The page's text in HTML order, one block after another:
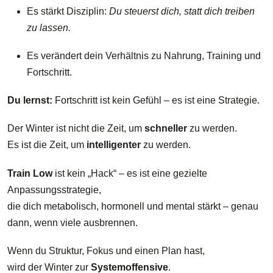
Es stärkt Disziplin: Du steuerst dich, statt dich treiben
zu lassen.
Es verändert dein Verhältnis zu Nahrung, Training und
Fortschritt.
Du lernst: Fortschritt ist kein Gefühl – es ist eine Strategie.
Der Winter ist nicht die Zeit, um schneller zu werden.
Es ist die Zeit, um intelligenter zu werden.
Train Lowist kein „Hack“ – es ist eine gezielte
Anpassungsstrategie,
die dich metabolisch, hormonell und mental stärkt – genau
dann, wenn viele ausbrennen.
Wenn du Struktur, Fokus und einen Plan hast,
wird der Winter zur Systemoffensive.